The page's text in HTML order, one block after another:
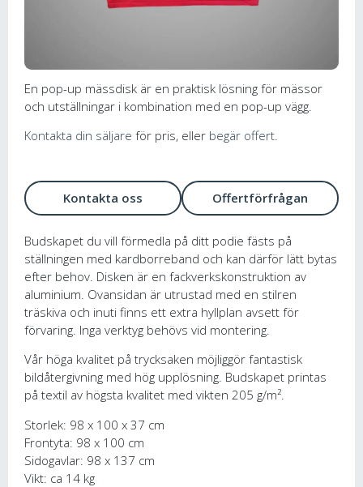
En pop-up mässdisk är en praktisk lösning för mässor
och utställningar i kombination med en pop-up vägg.
Kontakta din säljare för pris, eller begär offert.
Kontakta oss Offertförfrågan
Budskapet du vill förmedla på ditt podie fästs på
ställningen med kardborreband och kan därför lätt bytas
efter behov. Disken är en fackverkskonstruktion av
aluminium. Ovansidan är utrustad med en stilren
träskiva och inuti finns ett extra hyllplan avsett för
förvaring. Inga verktyg behövs vid montering.
Vår höga kvalitet på trycksaken möjliggör fantastisk
bildåtergivning med hög upplösning. Budskapet printas
på textil av högsta kvalitet med vikten 205 g/m².
Storlek: 98 x 100 x 37 cm
Frontyta: 98 x 100 cm
Sidogavlar: 98 x 137 cm
Vikt: ca 14 kg